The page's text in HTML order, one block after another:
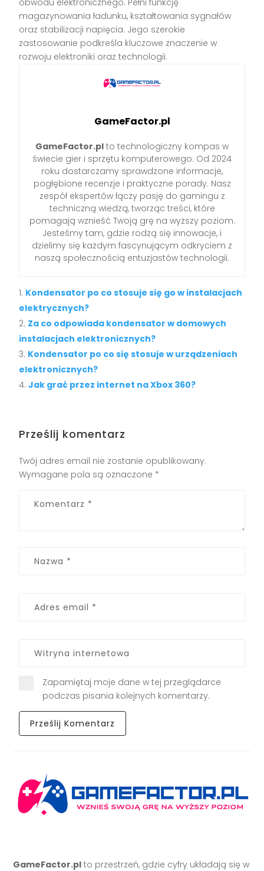
obwodu elektronicznego. Pełni funkcję
magazynowania ładunku, kształtowania sygnałów
oraz stabilizacji napięcia. Jego szerokie
zastosowanie podkreśla kluczowe znaczenie w
rozwoju elektroniki oraz technologii.
GameFactor.pl
GameFactor.pl to technologiczny kompas w
świecie gier i sprzętu komputerowego. Od 2024
roku dostarczamy sprawdzone informacje,
pogłębione recenzje i praktyczne porady. Nasz
zespół ekspertów łączy pasję do gamingu z
techniczną wiedzą, tworząc treści, które
pomagają wznieść Twoją grę na wyższy poziom.
Jesteśmy tam, gdzie rodzą się innowacje, i
dzielimy się każdym fascynującym odkryciem z
naszą społecznością entuzjastów technologii.
Kondensator po co stosuje się go w instalacjach
elektrycznych?
Za co odpowiada kondensator w domowych
instalacjach elektronicznych?
Kondensator po co się stosuje w urządzeniach
elektronicznych?
Jak grać przez internet na Xbox 360?
Prześlij komentarz
Twój adres email nie zostanie opublikowany.
Wymagane pola są oznaczone *
Zapamiętaj moje dane w tej przeglądarce
podczas pisania kolejnych komentarzy.
GameFactor.pl to przestrzeń, gdzie cyfry układają się w